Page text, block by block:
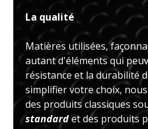
La qualité
Matières utilisées,
autant d'éléments qui
résistance et la durabilité
simplifier votre choix,
des produits classiques
standardet des produits